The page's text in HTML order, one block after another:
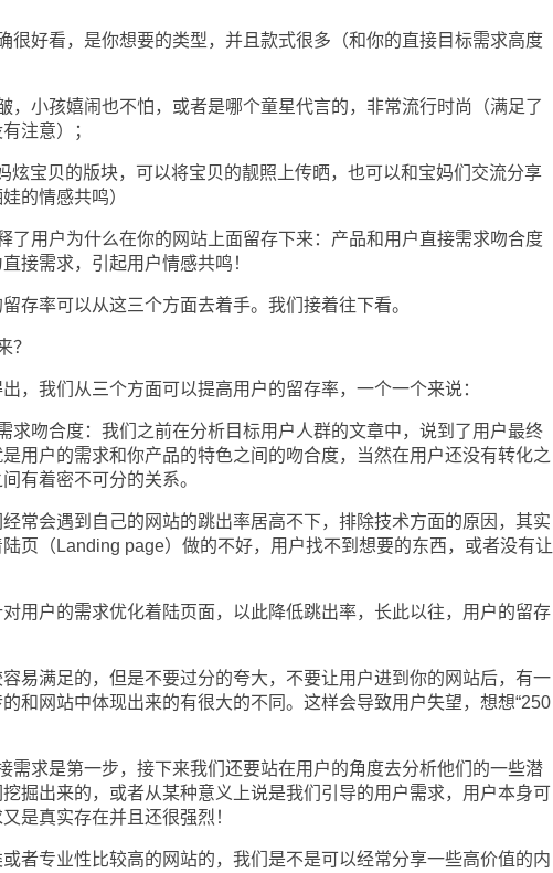
好看，是你想要的类型，并且款式很多（和你的直接目标需求高度
小孩嬉闹也不怕，或者是哪个童星代言的，非常流行时尚（满足了
注意）；
宝贝的版块，可以将宝贝的靓照上传晒，也可以和宝妈们交流分享
的情感共鸣）
用户为什么在你的网站上面留存下来：产品和用户直接需求吻合度
接需求，引起用户情感共鸣！
率可以从这三个方面去着手。我们接着往下看。
我们从三个方面可以提高用户的留存率，一个一个来说：
吻合度：我们之前在分析目标用户人群的文章中，说到了用户最终
用户的需求和你产品的特色之间的吻合度，当然在用户还没有转化之
有着密不可分的关系。
会遇到自己的网站的跳出率居高不下，排除技术方面的原因，其实
页（Landing page）做的不好，用户找不到想要的东西，或者没有让
户的需求优化着陆页面，以此降低跳出率，长此以往，用户的留存
满足的，但是不要过分的夸大，不要让用户进到你的网站后，有一
和网站中体现出来的有很大的不同。这样会导致用户失望，想想“250
求是第一步，接下来我们还要站在用户的角度去分析他们的一些潜
掘出来的，或者从某种意义上说是我们引导的用户需求，用户本身可
是真实存在并且还很强烈！
专业性比较高的网站的，我们是不是可以经常分享一些高价值的内